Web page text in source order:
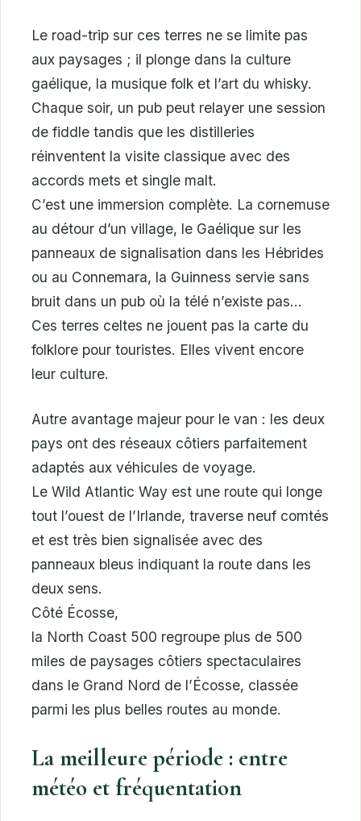
Le road-trip sur ces terres ne se limite pas
aux paysages ; il plonge dans la culture
gaélique, la musique folk et l’art du whisky.
Chaque soir, un pub peut relayer une session
de fiddle tandis que les distilleries
réinventent la visite classique avec des
accords mets et single malt.
C’est une immersion complète. La cornemuse
au détour d’un village, le Gaélique sur les
panneaux de signalisation dans les Hébrides
ou au Connemara, la Guinness servie sans
bruit dans un pub où la télé n’existe pas…
Ces terres celtes ne jouent pas la carte du
folklore pour touristes. Elles vivent encore
leur culture.
Autre avantage majeur pour le van : les deux
pays ont des réseaux côtiers parfaitement
adaptés aux véhicules de voyage.
Le Wild Atlantic Way est une route qui longe
tout l’ouest de l’Irlande, traverse neuf comtés
et est très bien signalisée avec des
panneaux bleus indiquant la route dans les
deux sens.
Côté Écosse,
la North Coast 500 regroupe plus de 500
miles de paysages côtiers spectaculaires
dans le Grand Nord de l’Écosse, classée
parmi les plus belles routes au monde.
La meilleure période : entre
météo et fréquentation